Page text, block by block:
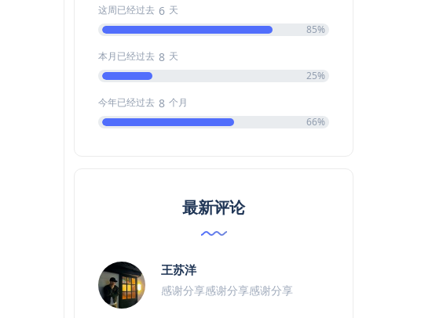
这周已经过去 6 天
85%
本月已经过去 8 天
25%
今年已经过去 8 个月
66%
最新评论
王苏洋
感谢分享感谢分享感谢分享